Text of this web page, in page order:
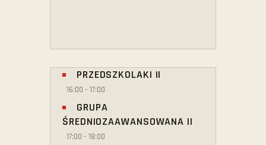
PRZEDSZKOLAKI II
16:00 - 17:00
GRUPA
ŚREDNIOZAAWANSOWANA II
17:00 - 18:00